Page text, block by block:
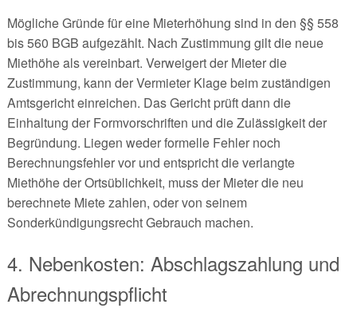
Mögliche Gründe für eine Mieterhöhung sind in den §§ 558
bis 560 BGB aufgezählt. Nach Zustimmung gilt die neue
Miethöhe als vereinbart. Verweigert der Mieter die
Zustimmung, kann der Vermieter Klage beim zuständigen
Amtsgericht einreichen. Das Gericht prüft dann die
Einhaltung der Formvorschriften und die Zulässigkeit der
Begründung. Liegen weder formelle Fehler noch
Berechnungsfehler vor und entspricht die verlangte
Miethöhe der Ortsüblichkeit, muss der Mieter die neu
berechnete Miete zahlen, oder von seinem
Sonderkündigungsrecht Gebrauch machen.
4. Nebenkosten: Abschlagszahlung und
Abrechnungspflicht